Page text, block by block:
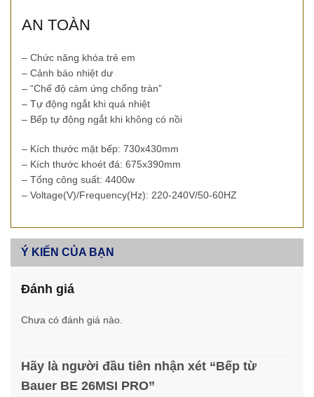
AN TOÀN
– Chức năng khóa trẻ em
– Cảnh báo nhiệt dư
– “Chế độ cảm ứng chống tràn”
– Tự động ngắt khi quá nhiệt
– Bếp tự động ngắt khi không có nồi
– Kích thước mặt bếp: 730x430mm
– Kích thước khoét đá: 675x390mm
– Tổng công suất: 4400w
– Voltage(V)/Frequency(Hz): 220-240V/50-60HZ
Ý KIẾN CỦA BẠN
Đánh giá
Chưa có đánh giá nào.
Hãy là người đầu tiên nhận xét “Bếp từ
Bauer BE 26MSI PRO”